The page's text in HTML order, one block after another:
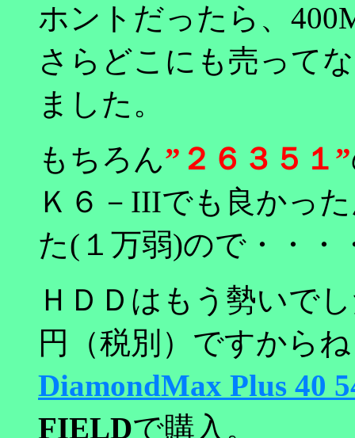
ホントだったら、
さらどこにも売って
ました。
もちろん”２６３５１”
Ｋ６－IIIでも良かっ
た(１万弱)ので・・・
ＨＤＤはもう勢いで
円（税別）ですから
DiamondMax Plus 40
FIELDで購入。